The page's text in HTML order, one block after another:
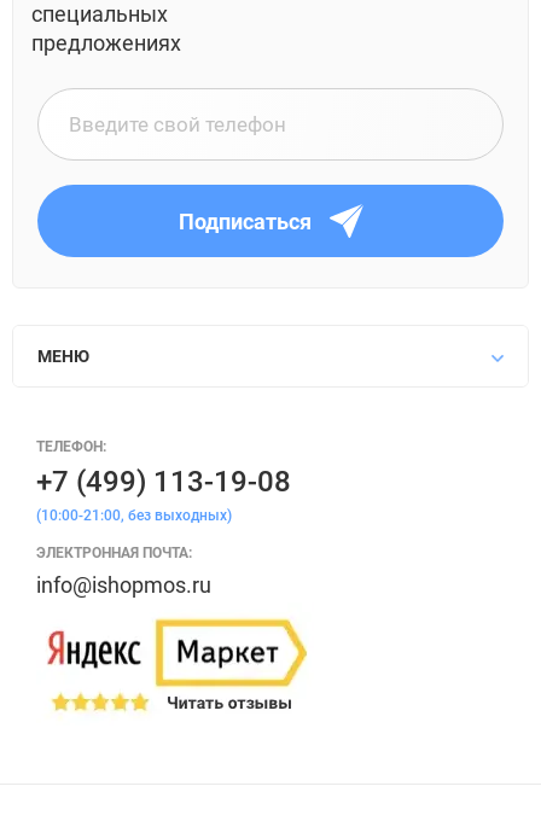
специальных
предложениях
Подписаться
МЕНЮ
ТЕЛЕФОН:
+7 (499) 113-19-08
(10:00-21:00, без выходных)
ЭЛЕКТРОННАЯ ПОЧТА:
info@ishopmos.ru